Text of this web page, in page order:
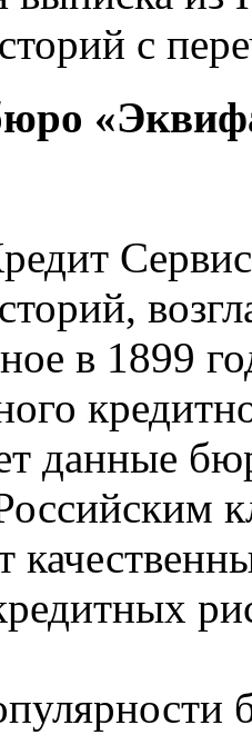
с
в 1899
данные